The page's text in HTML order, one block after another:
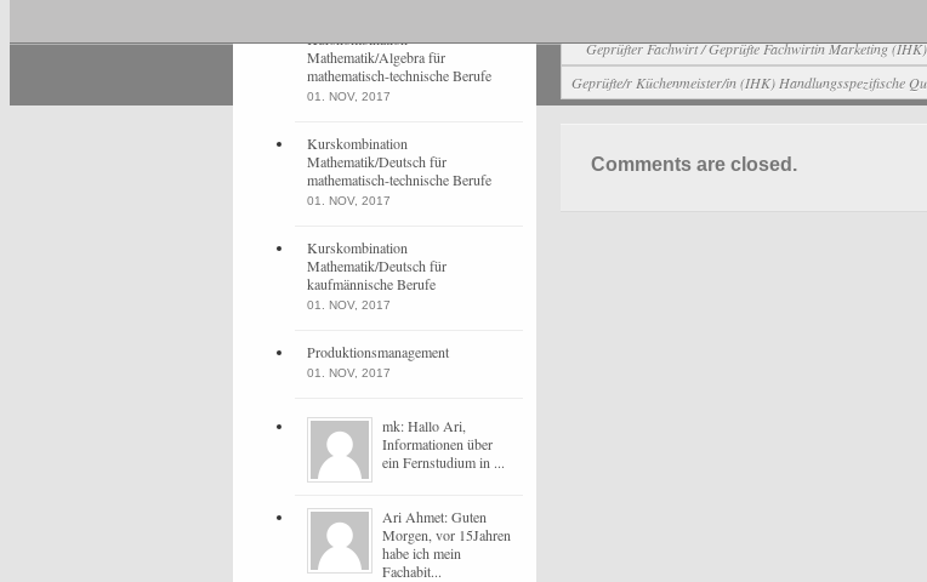
Geprüfter Fachwirt / Geprüfte Fachwirtin Marketing (IHK)
Geprüfte/r Küchenmeister/in (IHK) Handlungsspezifische
Comments are closed.
Kurskombination
Mathematik/Algebra für
mathematisch-technische Berufe
01. NOV, 2017
Kurskombination
Mathematik/Deutsch für
mathematisch-technische Berufe
01. NOV, 2017
Kurskombination
Mathematik/Deutsch für
kaufmännische Berufe
01. NOV, 2017
Produktionsmanagement
01. NOV, 2017
mk: Hallo Ari,
Informationen über
ein Fernstudium in ...
Ari Ahmet: Guten
Morgen, vor 15Jahren
habe ich mein
Fachabit...